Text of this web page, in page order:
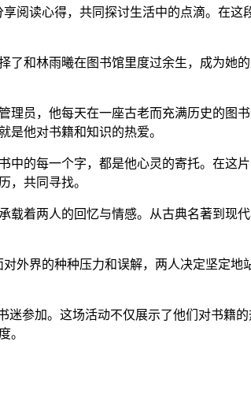
阅读心得，共同探讨生活中的点滴。在这
和林雨曦在图书馆里度过余生，成为她
员，他每天在一座古老而充满历史的图
是他对书籍和知识的热爱。
的每一个字，都是他心灵的寄托。在这
，共同寻找。
着两人的回忆与情感。从古典名著到现
外界的种种压力和误解，两人决定坚定
参加。这场活动不仅展示了他们对书籍
。